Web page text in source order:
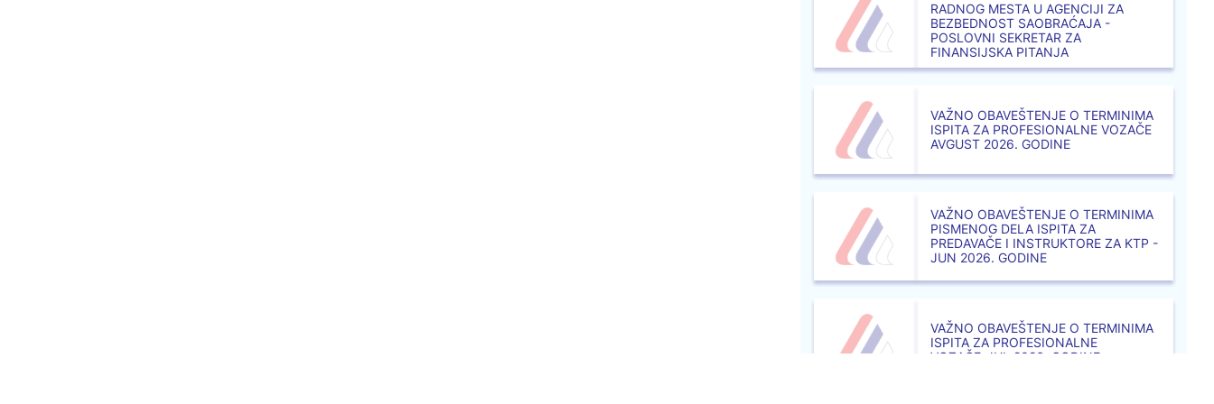
RADNOG MESTA U AGENCIJI ZA
BEZBEDNOST SAOBRAĆAJA -
POSLOVNI SEKRETAR ZA
FINANSIJSKA PITANJA
VAŽNO OBAVEŠTENJE O TERMINIMA
ISPITA ZA PROFESIONALNE VOZAČE
AVGUST 2026. GODINE
VAŽNO OBAVEŠTENJE O TERMINIMA
PISMENOG DELA ISPITA ZA
PREDAVAČE I INSTRUKTORE ZA KTP -
JUN 2026. GODINE
VAŽNO OBAVEŠTENJE O TERMINIMA
ISPITA ZA PROFESIONALNE
VOZAČE_JUL 2026. GODINE